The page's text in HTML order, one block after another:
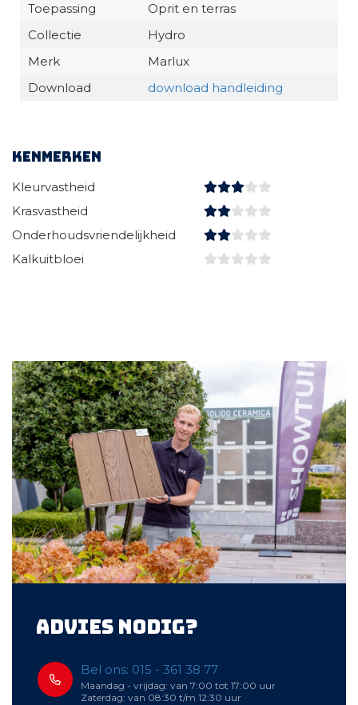
Toepassing
Oprit en terras
Collectie
Hydro
Merk
Marlux
Download
download handleiding
Kenmerken
Kleurvastheid
Krasvastheid
Onderhoudsvriendelijkheid
Kalkuitbloei
Advies nodig?
Bel ons: 015 - 361 38 77
Maandag - vrijdag: van 7:00 tot 17:00 uur
Zaterdag: van 08:30 t/m 12:30 uur